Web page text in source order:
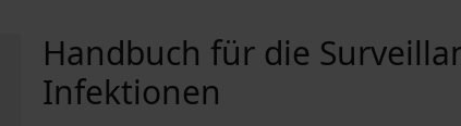
Handbuch für die
Infektionen